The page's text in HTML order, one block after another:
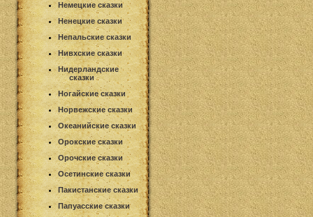
Немецкие сказки
Ненецкие сказки
Непальские сказки
Нивхские сказки
Нидерландские
сказки
Ногайские сказки
Норвежские сказки
Океанийские сказки
Орокские сказки
Орочские сказки
Осетинские сказки
Пакистанские сказки
Папуасские сказки